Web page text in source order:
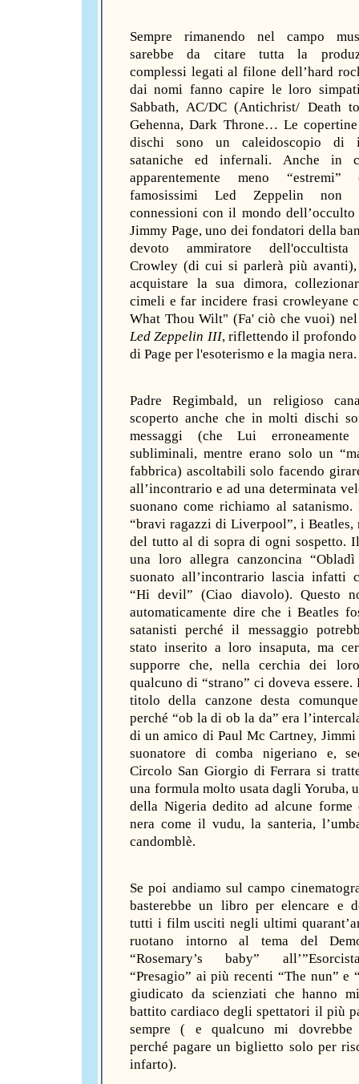
Sempre rimanendo nel campo
sarebbe da citare tutta la
complessi legati al filone dell’hard
dai nomi fanno capire le loro
Sabbath, AC/DC (Antichrist/ Death
Gehenna, Dark Throne… Le
dischi sono un caleidoscopio di
sataniche ed infernali. Anche in
apparentemente meno
famosissimi Led Zeppelin non
connessioni con il mondo dell’occulto
Jimmy Page, uno dei fondatori della
devoto ammiratore dell'occultista
Crowley (di cui si parlerà più
acquistare la sua dimora,
cimeli e far incidere frasi crowleyane
What Thou Wilt" (Fa' ciò che vuoi)
Led Zeppelin III, riflettendo il profondo
di Page per l'esoterismo e la magia nera.
Padre Regimbald, un religioso
scoperto anche che in molti dischi
messaggi (che Lui erroneamente
subliminali, mentre erano solo un
fabbrica) ascoltabili solo facendo
all’incontrario e ad una determinata
suonano come richiamo al satanismo.
“bravi ragazzi di Liverpool”, i Beatles,
del tutto al di sopra di ogni sospetto.
una loro allegra canzoncina “Obladì
suonato all’incontrario lascia infatti
“Hi devil” (Ciao diavolo). Questo
automaticamente dire che i Beatles
satanisti perché il messaggio
stato inserito a loro insaputa, ma
supporre che, nella cerchia dei
qualcuno di “strano” ci doveva essere.
titolo della canzone desta
perché “ob la di ob la da” era
di un amico di Paul Mc Cartney, Jimmi
suonatore di comba nigeriano e,
Circolo San Giorgio di Ferrara si
una formula molto usata dagli Yoruba,
della Nigeria dedito ad alcune forme
nera come il vudu, la santeria,
candomblè.
Se poi andiamo sul campo
basterebbe un libro per elencare e
tutti i film usciti negli ultimi
ruotano intorno al tema del
“Rosemary’s baby”
“Presagio” ai più recenti “The nun” e
giudicato da scienziati che hanno
battito cardiaco degli spettatori il più
sempre ( e qualcuno mi dovrebbe
perché pagare un biglietto solo per
infarto).